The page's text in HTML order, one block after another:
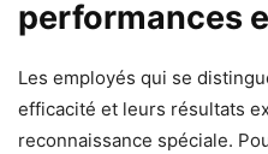
performances
Les employés qui se
efficacité et leurs résultats
reconnaissance spéciale.